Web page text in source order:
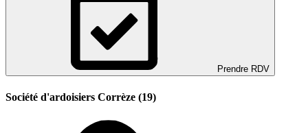
Prendre RDV
Société d'ardoisiers Corrèze (19)